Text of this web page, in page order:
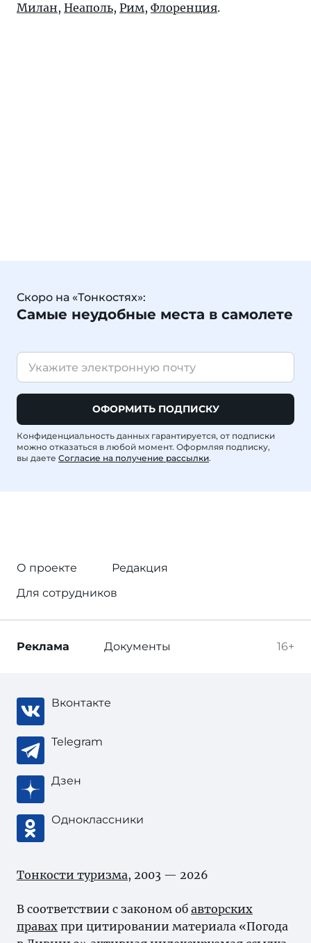
Милан, Неаполь, Рим, Флоренция.
Скоро на «Тонкостях»:
Самые неудобные места в самолете
ОФОРМИТЬ ПОДПИСКУ
Конфиденциальность данных гарантируется, от подписки
можно отказаться в любой момент. Оформляя подписку,
вы даете Согласие на получение рассылки.
О проекте
Редакция
Для сотрудников
16+
Реклама Документы
Вконтакте
Telegram
Дзен
Одноклассники
Тонкости туризма, 2003 — 2026
В соответствии с законом об авторских
правах при цитировании материала «Погода